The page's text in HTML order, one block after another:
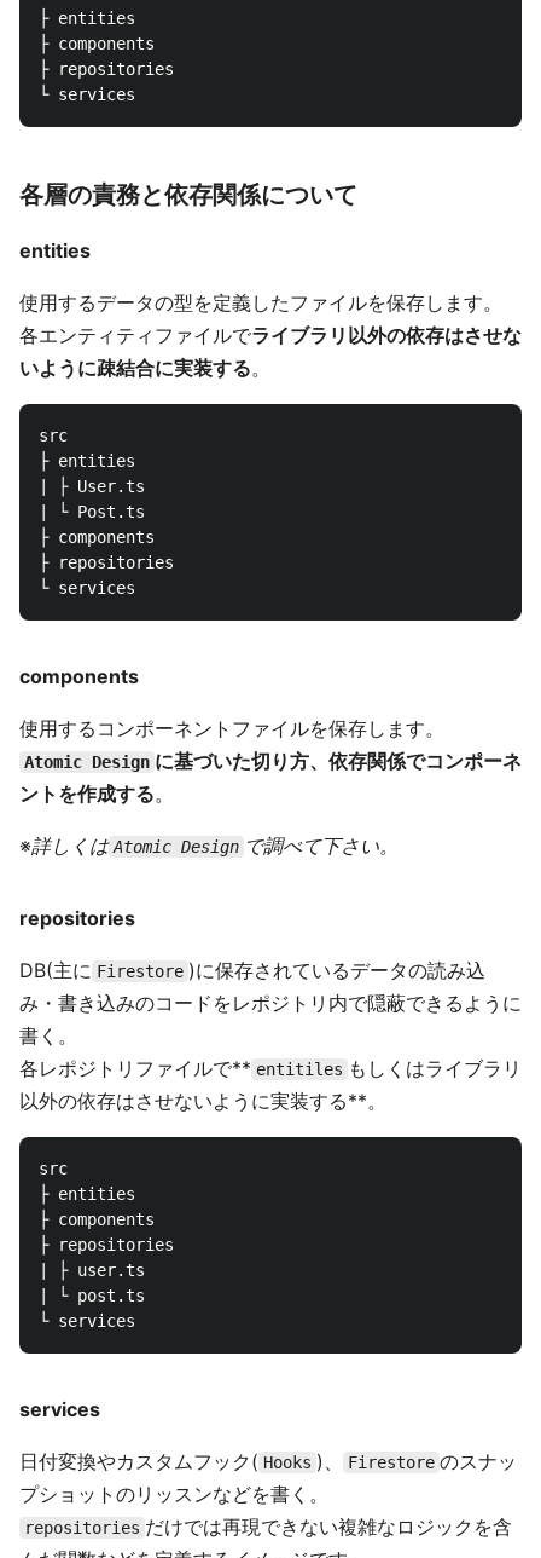
├ entities
├ components
├ repositories
各層の責務と依存関係について
entities
使用するデータの型を定義したファイルを保存します。
各エンティティファイルでライブラリ以外の依存はさせな
いように疎結合に実装する。
src
├ entities
| ├ User.ts
| └ Post.ts
├ components
├ repositories
components
使用するコンポーネントファイルを保存します。
Atomic Design に基づいた切り方、依存関係でコンポーネ
ントを作成する。
※詳しくは Atomic Design で調べて下さい。
repositories
DB(主に Firestore )に保存されているデータの読み込
み・書き込みのコードをレポジトリ内で隠蔽できるように
書く。
各レポジトリファイルで** entitiles もしくはライブラリ
以外の依存はさせないように実装する**。
src
├ entities
├ components
├ repositories
| ├ user.ts
| └ post.ts
services
日付変換やカスタムフック( Hooks )、 Firestore のスナッ
プショットのリッスンなどを書く。
repositories だけでは再現できない複雑なロジックを含